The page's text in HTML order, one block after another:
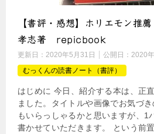
【書評・感想】ホリエモン推
孝志著 repicbook
更新日： 2020年5月31日 公開日： 2020
むっくんの読書ノート（書評）
はじめに 今日、紹介する本は、正
ました。タイトルや画像でお気づ
もいらっしゃるかと思いますが、1
書かせていただきます。 という前